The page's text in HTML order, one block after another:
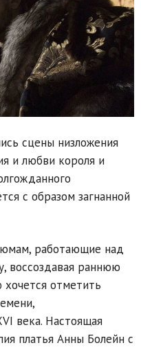
сцены низложения
и любви короля и
с образом загнанной
работающие над
воссоздавая раннюю
отметить
века. Настоящая
платья Анны Болейн с